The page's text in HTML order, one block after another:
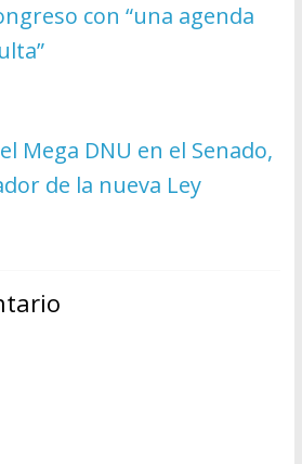
con “una agenda
Mega DNU en el Senado,
de la nueva Ley